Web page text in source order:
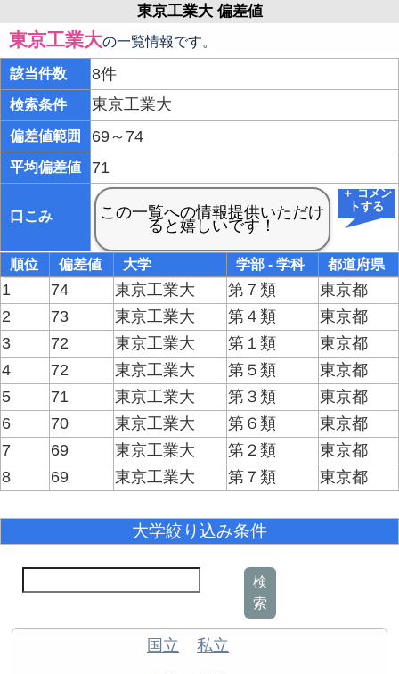
東京工業大 偏差値
東京工業大の一覧情報です。
該当件数 8件
検索条件 東京工業大
偏差値範囲 69～74
平均偏差値 71
口こみ
＋ コメン
トする
順位 偏差値 大学 学部 - 学科 都道府県
1 74 東京工業大 第７類
東京都
2
73 東京工業大 第４類
東京都
3
72 東京工業大 第１類
東京都
4
72 東京工業大 第５類
東京都
5
71 東京工業大 第３類
東京都
6
70 東京工業大 第６類
東京都
7
69 東京工業大 第２類
東京都
8
69 東京工業大 第７類 東京都
大学絞り込み条件
検
索
国立 私立